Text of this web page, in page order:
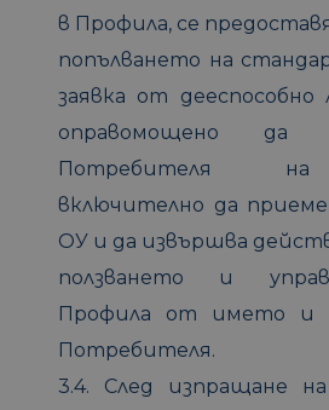
в Профила, се
попълването на
заявка от
оправомощено да
Потребителя на
включително да
ОУ и да извършва
ползването и
Профила от името и
Потребителя.
3.4. След изпращане